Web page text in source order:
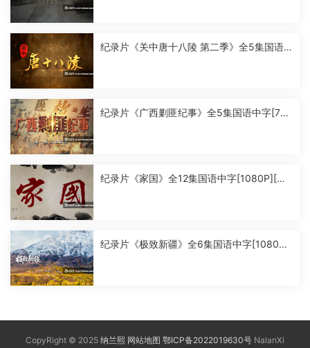
纪录片《关中唐十八陵 第二季》全5集国语
纪录片《广西剿匪纪事》全5集国语中字[720
纪录片《家国》全12集国语中字[1080P][MP
纪录片《极致新疆》全6集国语中字[1080P]
CopyRight © 2025 纳兰熙 网站地图 鄂ICP备2022019630号 NalanXi